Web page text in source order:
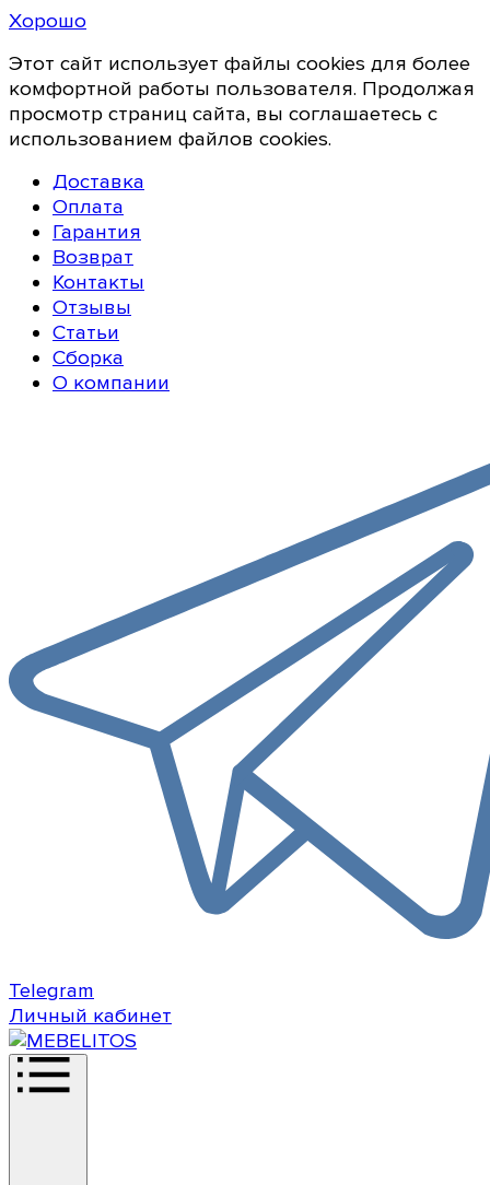
Хорошо
Этот сайт использует файлы cookies для более
комфортной работы пользователя. Продолжая
просмотр страниц сайта, вы соглашаетесь с
использованием файлов cookies.
Доставка
Оплата
Гарантия
Возврат
Контакты
Отзывы
Статьи
Сборка
О компании
Telegram
Личный кабинет